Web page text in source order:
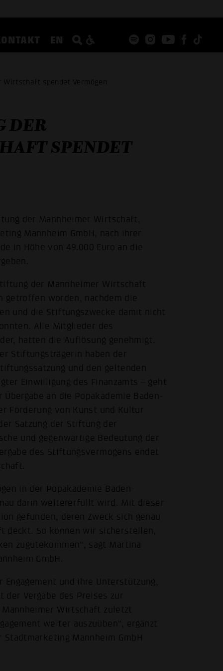
EN
spendet Vermögen
DER
SPENDET
der Mannheimer Wirtschaft,
Mannheim GmbH, nach ihrer
in Höhe von 49.000 Euro an die
der Mannheimer Wirtschaft
getroffen worden, nachdem die
und die Stiftungszwecke damit nicht
Alle Mitglieder des
hatten die Auflösung genehmigt.
Stiftungsträgerin haben der
und den geltenden
Einwilligung des Finanzamts – geht
an die Popakademie Baden-
Förderung von Kunst und Kultur
Satzung der Stiftung der
und gegenwärtige Bedeutung der
des Stiftungsvermögens endet
in der Popakademie Baden-
darin weitererfüllt wird. Mit dieser
gefunden, deren Zweck sich genau
deckt. So können wir sicherstellen,
zugutekommen“, sagt Martina
GmbH.
und ihre Unterstützung,
Vergabe des Preises zur
Wirtschaft zuletzt
weiter auszuüben“, ergänzt
Mannheim GmbH